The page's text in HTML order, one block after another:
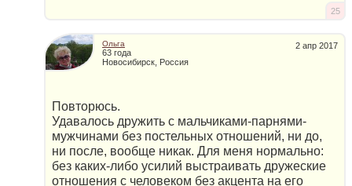
25
2 апр 2017
Ольга
63 года
Новосибирск, Россия
Повторюсь.
Удавалось дружить с мальчиками-парнями-
мужчинами без постельных отношений, ни до,
ни после, вообще никак. Для меня нормально:
без каких-либо усилий выстраивать дружеские
отношения с человеком без акцента на его